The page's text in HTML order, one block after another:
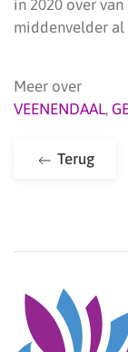
in 2020 over van
middenvelder al
Meer over
VEENENDAAL,
Terug